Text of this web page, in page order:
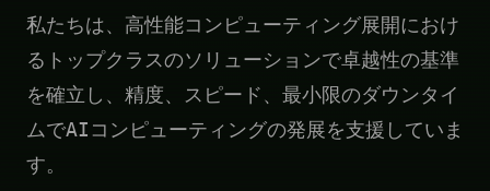
私たちは、高性能コンピューティング展開におけ
るトップクラスのソリューションで卓越性の基準
を確立し、精度、スピード、最小限のダウンタイ
ムでAIコンピューティングの発展を支援していま
す。